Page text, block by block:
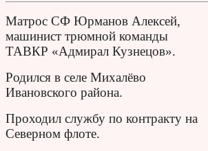
Матрос СФ Юрманов Алексей,
машинист трюмной команды
ТАВКР «Адмирал Кузнецов».
Родился в селе Михалёво
Ивановского района.
Проходил службу по контракту на
Северном флоте.